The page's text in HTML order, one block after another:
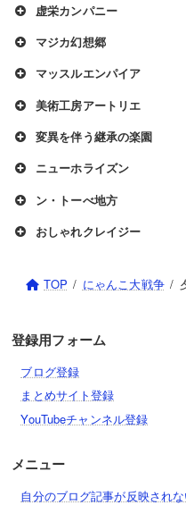
虚栄カンパニー
マジカ幻想郷
マッスルエンパイア
美術工房アートリエ
変異を伴う継承の楽園
ニューホライズン
ン・トーべ地方
おしゃれクレイジー
TOP にゃんこ大戦争
登録用フォーム
ブログ登録
まとめサイト登録
YouTubeチャンネル登録
メニュー
自分のブログ記事が反映され